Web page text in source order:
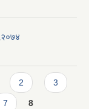
2 3
7 8